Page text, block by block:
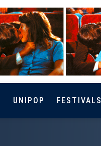
UNIPOP FESTIVALS